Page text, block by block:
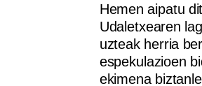
Hemen aipatu
Udaletxearen
uzteak herria
espekulazioen
ekimena